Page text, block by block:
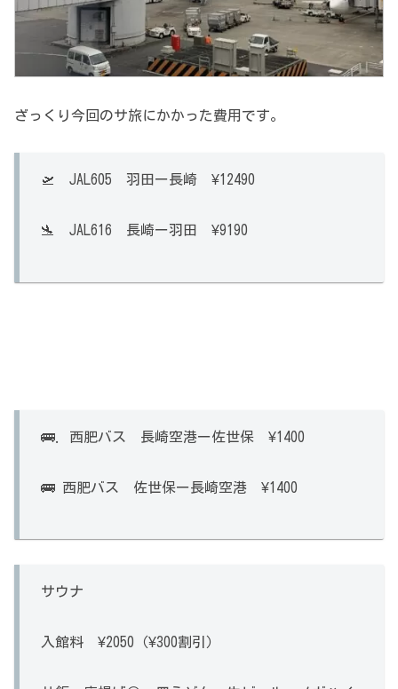
ざっくり今回のサ旅にかかった費用です。
🛫 JAL605 羽田ー長崎 ¥12490
🛬 JAL616 長崎ー羽田 ¥9190
🚌. 西肥バス 長崎空港ー佐世保 ¥1400
🚌 西肥バス 佐世保ー長崎空港 ¥1400
サウナ
入館料 ¥2050（¥300割引）